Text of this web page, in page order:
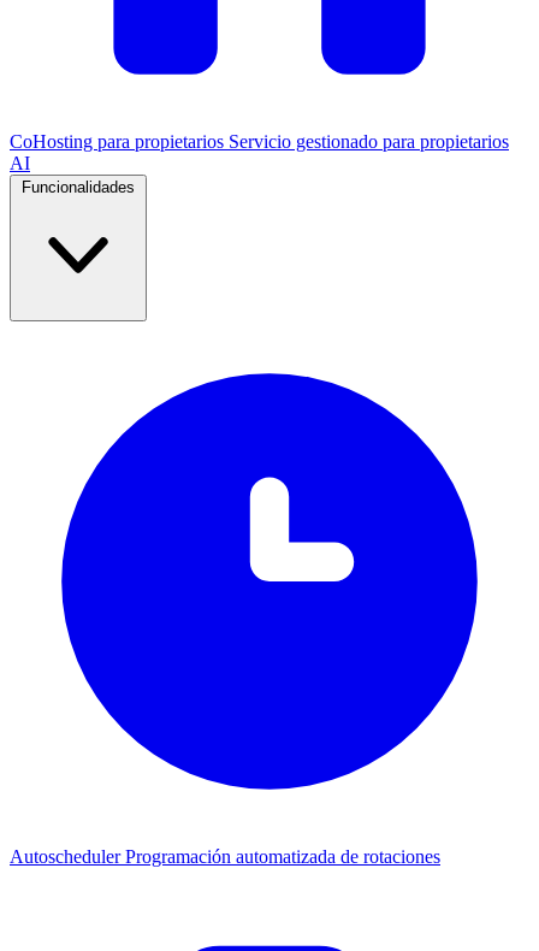
CoHosting para propietarios Servicio gestionado para propietarios
AI
AutoschedulerProgramación automatizada de rotaciones